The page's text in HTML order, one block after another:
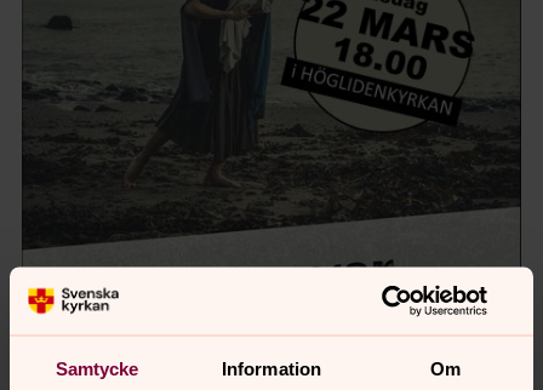
Samtycke Information Om